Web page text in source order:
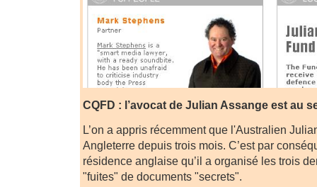
CQFD : l’avocat de Julian Assange est au
L’on a appris récemment que l'Australien
Angleterre depuis trois mois. C’est par
résidence anglaise qu’il a organisé les trois
"fuites" de documents "secrets".